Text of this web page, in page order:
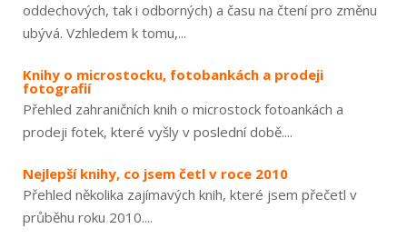
oddechových, tak i odborných) a času na čtení pro změnu
ubývá. Vzhledem k tomu,...
Knihy o microstocku, fotobankách a prodeji
fotografií
Přehled zahraničních knih o microstock fotoankách a
prodeji fotek, které vyšly v poslední době....
Nejlepší knihy, co jsem četl v roce 2010
Přehled několika zajímavých knih, které jsem přečetl v
průběhu roku 2010....